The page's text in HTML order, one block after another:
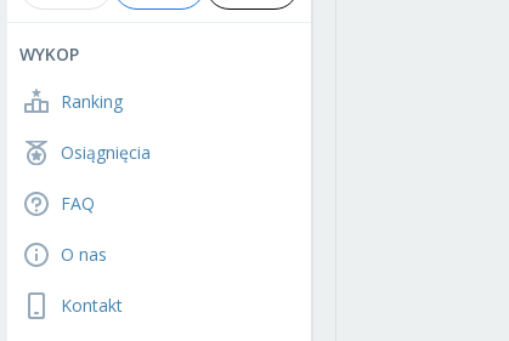
WYKOP
Ranking
Osiągnięcia
FAQ
O nas
Kontakt